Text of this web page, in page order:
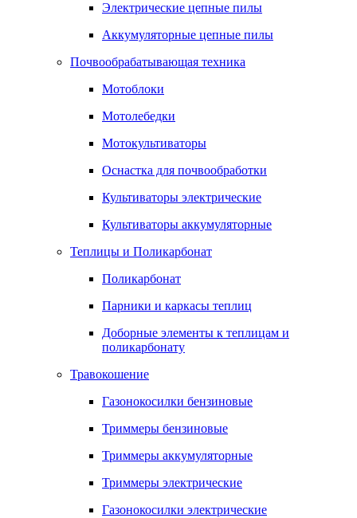
Электрические цепные пилы
Аккумуляторные цепные пилы
Почвообрабатывающая техника
Мотоблоки
Мотолебедки
Мотокультиваторы
Оснастка для почвообработки
Культиваторы электрические
Культиваторы аккумуляторные
Теплицы и Поликарбонат
Поликарбонат
Парники и каркасы теплиц
Доборные элементы к теплицам и
поликарбонату
Травокошение
Газонокосилки бензиновые
Триммеры бензиновые
Триммеры аккумуляторные
Триммеры электрические
Газонокосилки электрические